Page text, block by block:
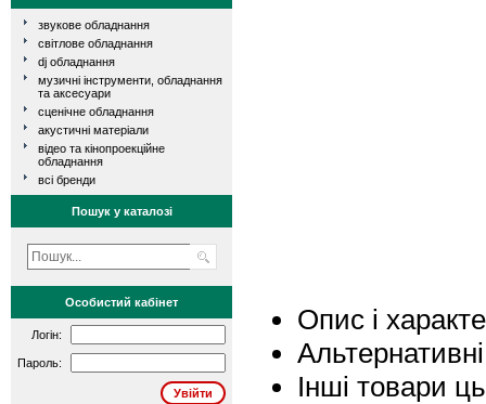
звукове обладнання
світлове обладнання
dj обладнання
музичні інструменти, обладнання
та аксесуари
сценічне обладнання
акустичні матеріали
відео та кінопроекційне
обладнання
всі бренди
Пошук у каталозі
Особистий кабінет
Логін:
Пароль:
Опис і
Інші товари